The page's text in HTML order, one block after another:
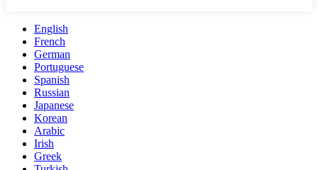
English
French
German
Portuguese
Spanish
Russian
Japanese
Korean
Arabic
Irish
Greek